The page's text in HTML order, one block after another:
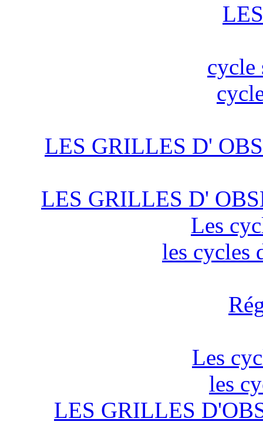
cycle
LES GRILLES D'
LES GRILLES D'
Les
les cycles
Les
les
LES GRILLES